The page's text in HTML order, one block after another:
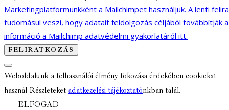
Marketingplatformunkként a Mailchimpet használjuk. A lenti
tudomásul veszi, hogy adatait feldolgozás céljából továbbítják
információ a Mailchimp adatvédelmi gyakorlatáról itt.
Weboldalunk a felhasználói élmény fokozása érdekében cookiekat
használ Részleteket adatkezelési tájékoztatónkban talál.
ELFOGAD